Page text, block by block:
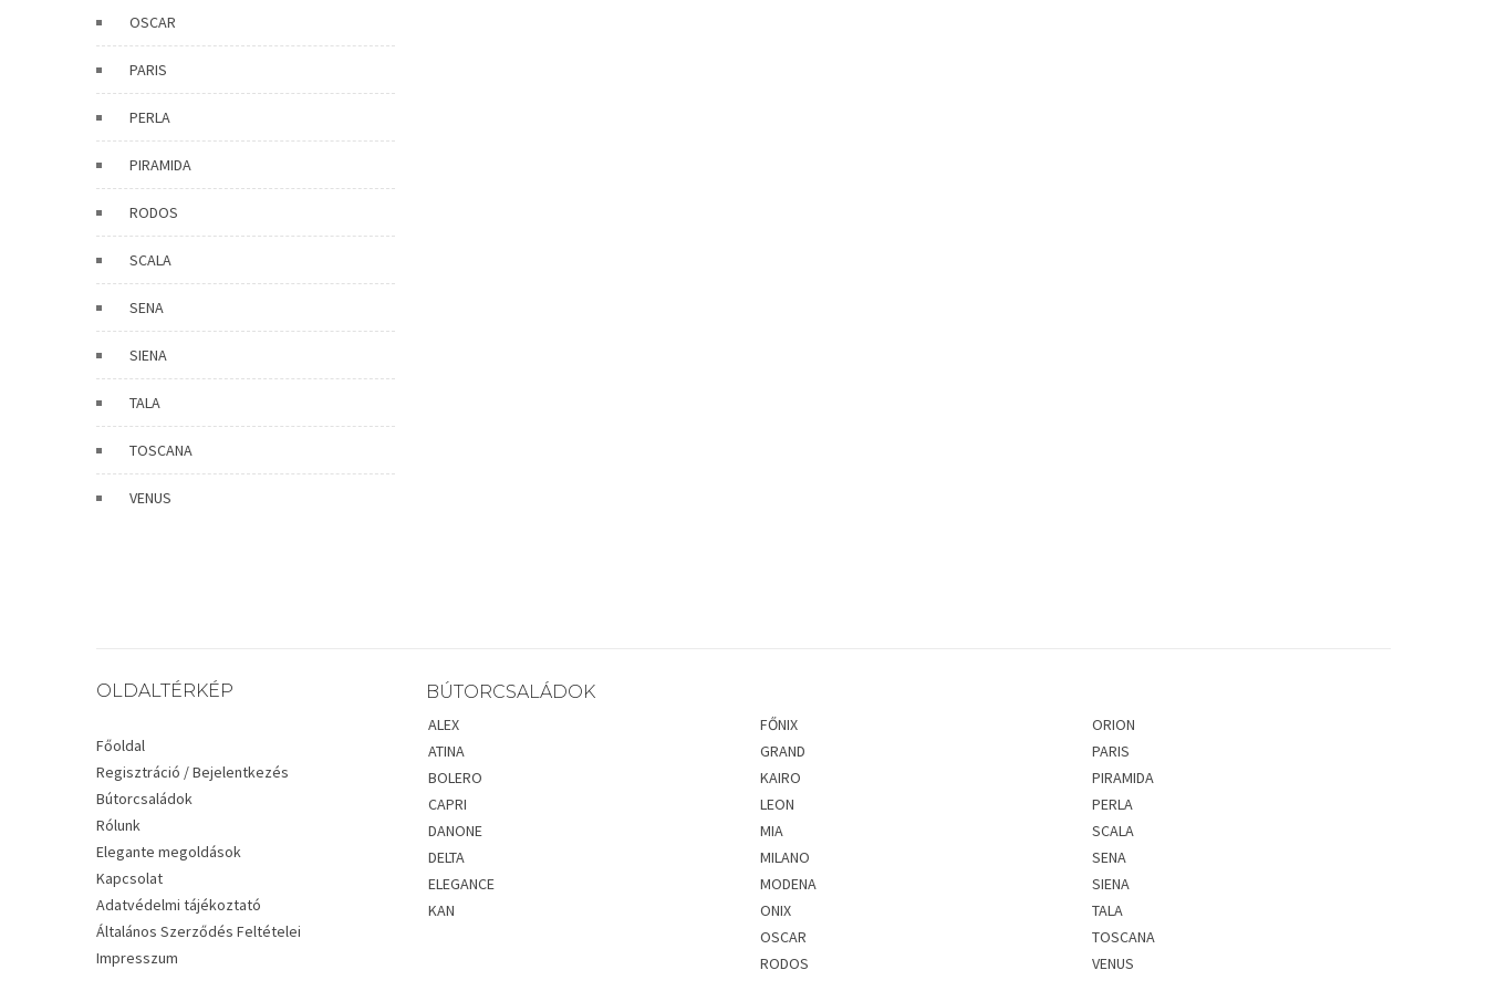
OSCAR
PARIS
PERLA
PIRAMIDA
RODOS
SCALA
SENA
SIENA
TALA
TOSCANA
VENUS
BÚTORCSALÁDOK
OLDALTÉRKÉP
Főoldal
Regisztráció / Bejelentkezés
Bútorcsaládok
Rólunk
Elegante megoldások
Kapcsolat
Adatvédelmi tájékoztató
Általános Szerződés Feltételei
Impresszum
ALEX
ATINA
BOLERO
CAPRI
DANONE
DELTA
ELEGANCE
KAN
FŐNIX
GRAND
KAIRO
LEON
MIA
MILANO
MODENA
ONIX
OSCAR
RODOS
ORION
PARIS
PIRAMIDA
PERLA
SCALA
SENA
SIENA
TALA
TOSCANA
VENUS